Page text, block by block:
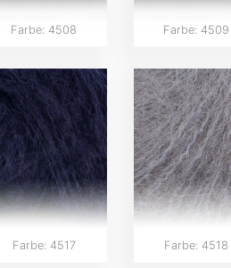
Farbe: 4508 Farbe: 4509
Farbe: 4517 Farbe: 4518